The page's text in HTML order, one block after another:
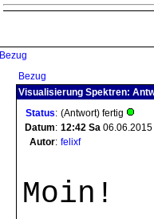
Bezug
Bezug
Visualisierung Spektren:
Status: (Antwort) fertig
Datum: 12:42 Sa 06.06.2015
Autor: felixf
Moin!